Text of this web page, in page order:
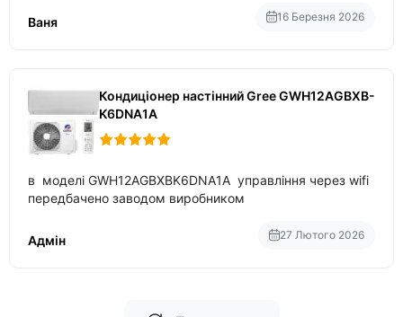
температури
Ваня 16 Березня 2026
Кондиціонер настінний Gree GWH12AGBXB-
K6DNA1A
в моделі GWH12AGBXBK6DNA1A управління через wifi
передбачено заводом виробником
Адмін 27 Лютого 2026